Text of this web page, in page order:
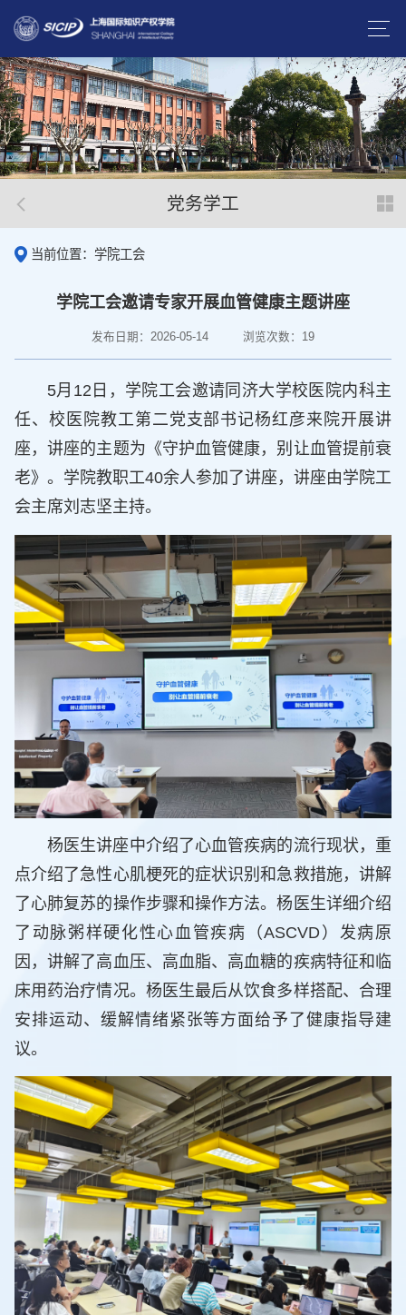
党务学工
当前位置：学院工会
学院工会邀请专家开展血管健康主题讲座
发布日期：2026-05-14 浏览次数： 19
5月12日，学院工会邀请同济大学校医院内科主
任、校医院教工第二党支部书记杨红彦来院开展讲
座，讲座的主题为《守护血管健康，别让血管提前衰
老》。学院教职工40余人参加了讲座，讲座由学院工
会主席刘志坚主持。
杨医生讲座中介绍了心血管疾病的流行现状，重
点介绍了急性心肌梗死的症状识别和急救措施，讲解
了心肺复苏的操作步骤和操作方法。杨医生详细介绍
了动脉粥样硬化性心血管疾病（ASCVD）发病原
因，讲解了高血压、高血脂、高血糖的疾病特征和临
床用药治疗情况。杨医生最后从饮食多样搭配、合理
安排运动、缓解情绪紧张等方面给予了健康指导建
议。